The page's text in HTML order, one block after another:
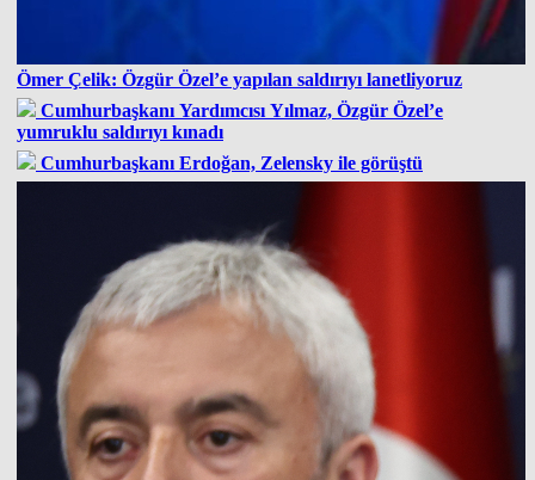
Ömer Çelik: Özgür Özel’e yapılan saldırıyı lanetliyoruz
Cumhurbaşkanı Yardımcısı Yılmaz, Özgür Özel’e
yumruklu saldırıyı kınadı
Cumhurbaşkanı Erdoğan, Zelensky ile görüştü